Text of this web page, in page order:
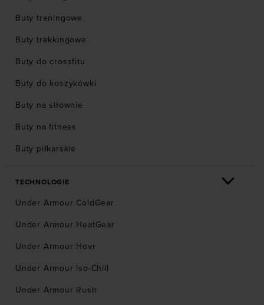
Buty treningowe
Buty trekkingowe
Buty do crossfitu
Buty do koszykówki
Buty na siłownie
Buty na fitness
Buty piłkarskie
TECHNOLOGIE
Under Armour ColdGear
Under Armour HeatGear
Under Armour Hovr
Under Armour Iso-Chill
Under Armour Rush